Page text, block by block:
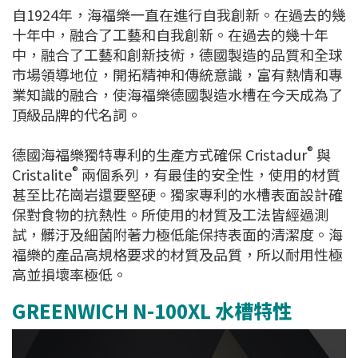
自1924年，海福樂一直在進行自我創新。在過去的幾
十年中，融合了工藝和自我創新。在過去的幾十年
中，融合了工藝和創新技術，德國製造的品質和全球
市場領導地位，開拓精神和傳統意識，富有熱情和專
業知識的融合，使海福樂德國製造水槽在今天成為了
頂級品牌的代名詞。
德國海福樂獨特專利的生產方式確保 Cristadur® 與
Cristalite® 兩個系列，有最佳的安全性，使用的材質
甚至比花崗岩還要堅硬。獨家專利的水槽表面設計確
保對食物的抗熱性。所使用的材質及工法皆經過測
試，髒汙及細菌附著力極低能保持表面的清潔度。海
福樂的產品高規格要求的材質及品質，所以耐用性極
高並損壞率極低。
GREENWICH N-100XL 水槽特性